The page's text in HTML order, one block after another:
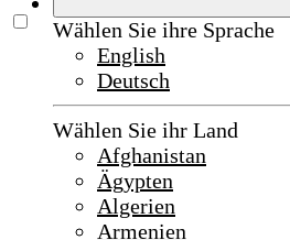
Wählen Sie ihre Sprache
English
Deutsch
Wählen Sie ihr Land
Afghanistan
Ägypten
Algerien
Armenien